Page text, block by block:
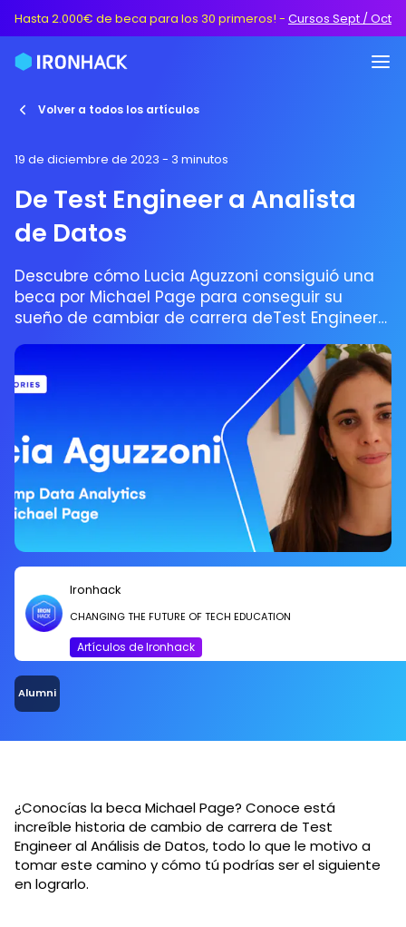
Hasta 2.000€ de beca para los 30 primeros! - Cursos Sept / Oct
Volver a todos los artículos
19 de diciembre de 2023 - 3 minutos
De Test Engineer a Analista
de Datos
Descubre cómo Lucia Aguzzoni consiguió una
beca por Michael Page para conseguir su
sueño de cambiar de carrera deTest Engineer
al Análisis de Datos.
Ironhack
CHANGING THE FUTURE OF TECH EDUCATION
Artículos de Ironhack
Alumni
¿Conocías la beca Michael Page? Conoce está
increíble historia de cambio de carrera de Test
Engineer al Análisis de Datos, todo lo que le motivo a
tomar este camino y cómo tú podrías ser el siguiente
en lograrlo.